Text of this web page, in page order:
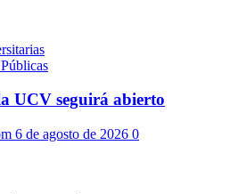
UCV seguirá abierto
6 de agosto de 2026 0